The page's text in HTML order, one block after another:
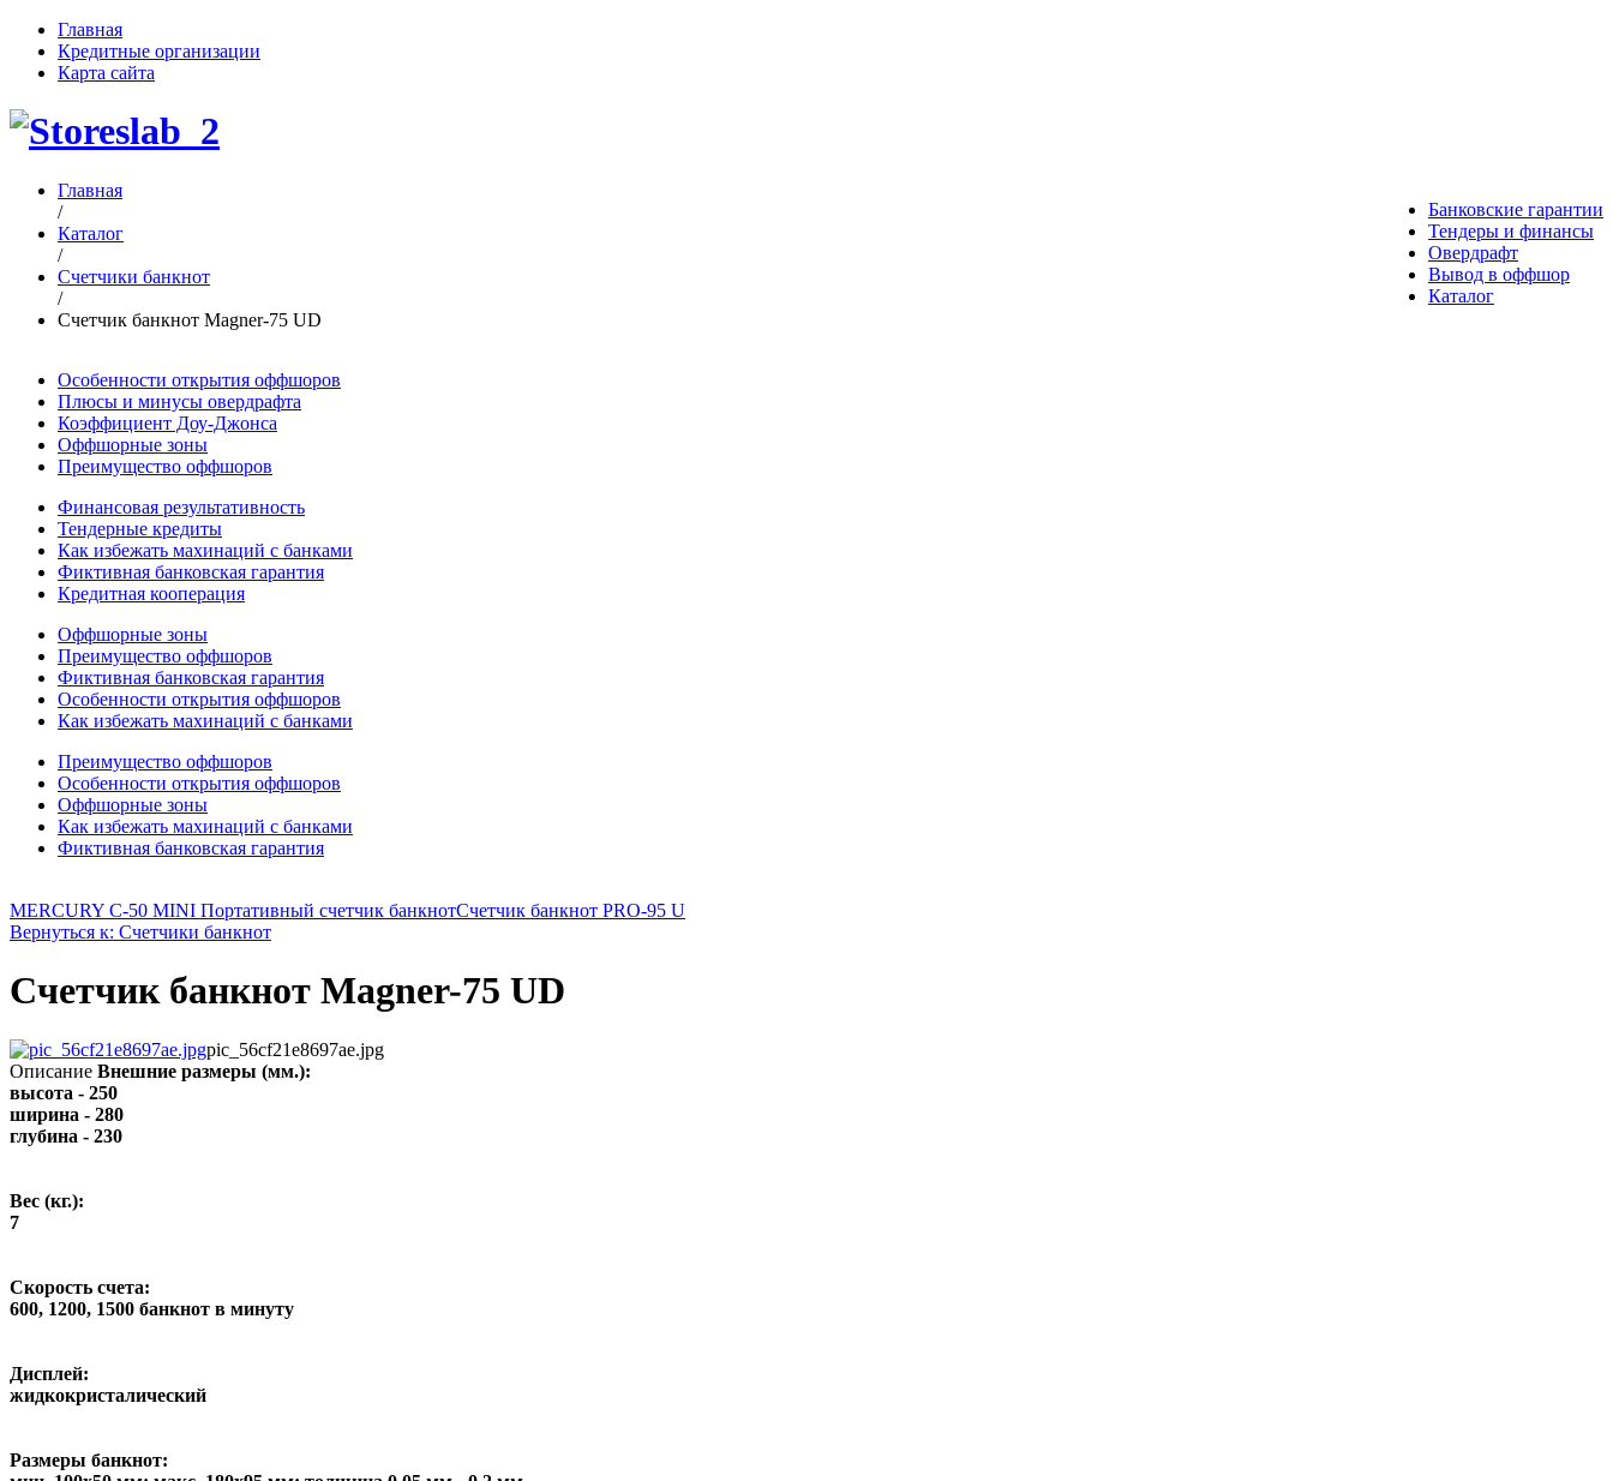
Главная
Кредитные организации
Карта сайта
Банковские гарантии
Тендеры и финансы
Овердрафт
Вывод в оффшор
Каталог
Главная
/
Каталог
/
Счетчики банкнот
/
Счетчик банкнот Magner-75 UD
Особенности открытия оффшоров
Плюсы и минусы овердрафта
Коэффициент Доу-Джонса
Оффшорные зоны
Преимущество оффшоров
Финансовая результативность
Тендерные кредиты
Как избежать махинаций с банками
Фиктивная банковская гарантия
Кредитная кооперация
Оффшорные зоны
Преимущество оффшоров
Фиктивная банковская гарантия
Особенности открытия оффшоров
Как избежать махинаций с банками
Преимущество оффшоров
Особенности открытия оффшоров
Оффшорные зоны
Как избежать махинаций с банками
Фиктивная банковская гарантия
MERCURY C-50 MINI Портативный счетчик банкнотСчетчик банкнот PRO-95 U
Вернуться к: Счетчики банкнот
Счетчик банкнот Magner-75 UD
pic_56cf21e8697ae.jpg
Описание Внешние размеры (мм.):
высота - 250
ширина - 280
глубина - 230
Вес (кг.):
7
Скорость счета:
600, 1200, 1500 банкнот в минуту
Дисплей:
жидкокристалический
Размеры банкнот: